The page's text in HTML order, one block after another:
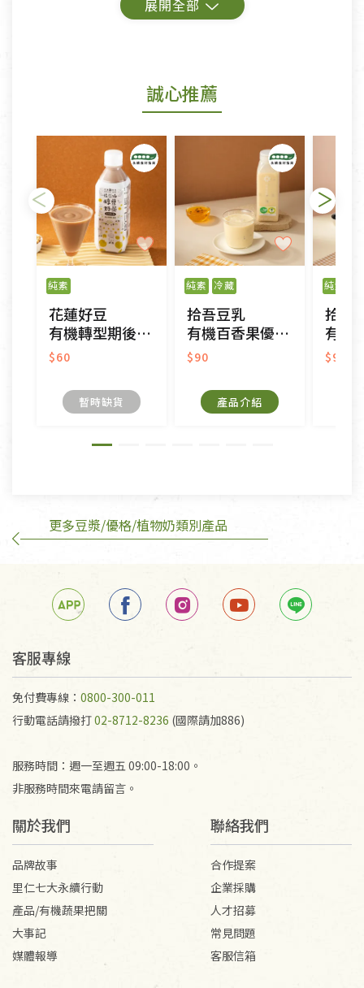
鑑賞期商品說明：
若您購買的商品有下列「不適用七天鑑賞期商品」情
形者，除商品瑕疵以外，恕不接受退換貨.
依消保法之規定提供該商品七天免費鑑賞期(含例假
日)的服務，原則上若商品未經使用或被汙損(除商品
瑕疵)，一般皆可申請退換貨。
不適用七天鑑賞期商品：
以數位或電磁紀錄形式儲存之商品、易於變質或損壞
之商品、以及性質上無法或不適合退換之商品：如
CD、VCD、DVD、電腦軟體，若產品瑕疵無法讀取僅
接受原片換新。
衣飾鞋類-如T恤，如於送達後水洗或污損者。
美容保養用品、內衣褲、襪子、口罩等私人消耗性產
內衣褲、襪子、口罩個人衛生用品除商品本身有瑕疵
外,依據《通訊交易解除權合理例外情事適用準
訂購手抄稿退貨需知：
若未保持原包裝方式或未使用原箱退回，導致書籍有
任何折損、磨損、污損或凹角，將不接受退貨，也不
不接受退貨之手抄稿，為敬重法寶故，里仁網購無法
代為結緣處理等。 若需將手抄稿寄還給消費者，因而
產生的運費100元/箱將由消費者負擔。
誠心推薦
純素
花蓮好豆
有機轉型期後山醇豆奶茶
$60
暫時缺貨
純素 冷藏
拾吾豆乳
有機百香果優酪豆乳
$90
產品介紹
純素
拾吾
有機轉型
$90
更多豆漿/優格/植物奶類別產品
客服專線
免付費專線： 0800-300-011
行動電話請撥打02-8712-8236 (國際請加886)
服務時間：週一至週五 09:00-18:00。
非服務時間來電請留言。
關於我們
品牌故事
里仁七大永續行動
產品/有機蔬果把關
大事記
媒體報導
聯絡我們
合作提案
企業採購
人才招募
常見問題
客服信箱